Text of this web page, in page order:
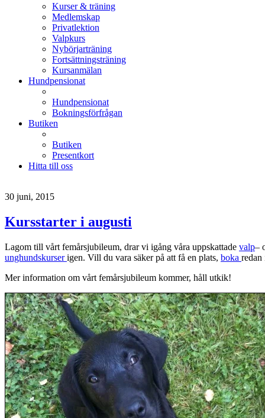
Kurser & träning
Medlemskap
Privatlektion
Valpkurs
Nybörjarträning
Fortsättningsträning
Kursanmälan
Hundpensionat
Hundpensionat
Bokningsförfrågan
Butiken
Butiken
Presentkort
Hitta till oss
30 juni, 2015
Kursstarter i augusti
Lagom till vårt femårsjubileum, drar vi igång våra uppskattade valp–
unghundskurserigen. Vill du vara säker på att få en plats, boka redan
Mer information om vårt femårsjubileum kommer, håll utkik!